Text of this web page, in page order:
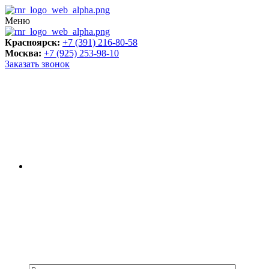
Меню
Красноярск: +7 (391) 216-80-58
Москва: +7 (925) 253-98-10
Заказать звонок